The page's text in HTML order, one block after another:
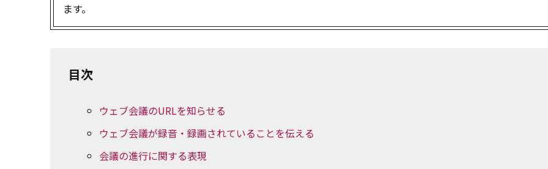
ます。
目次
ウェブ会議のURLを知らせる
ウェブ会議が録音・録画されていることを伝える
会議の進行に関する表現